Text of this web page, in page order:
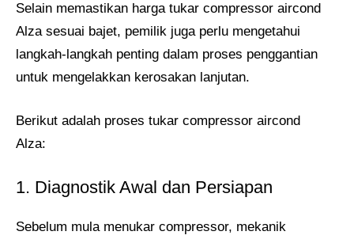
Selain memastikan harga tukar compressor aircond
Alza sesuai bajet, pemilik juga perlu mengetahui
langkah-langkah penting dalam proses penggantian
untuk mengelakkan kerosakan lanjutan.
Berikut adalah proses tukar compressor aircond
Alza:
1. Diagnostik Awal dan Persiapan
Sebelum mula menukar compressor, mekanik